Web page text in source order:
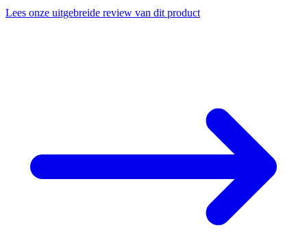
Lees onze uitgebreide review van dit product